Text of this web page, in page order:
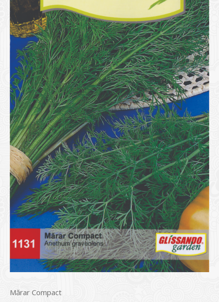
Mărar Compact